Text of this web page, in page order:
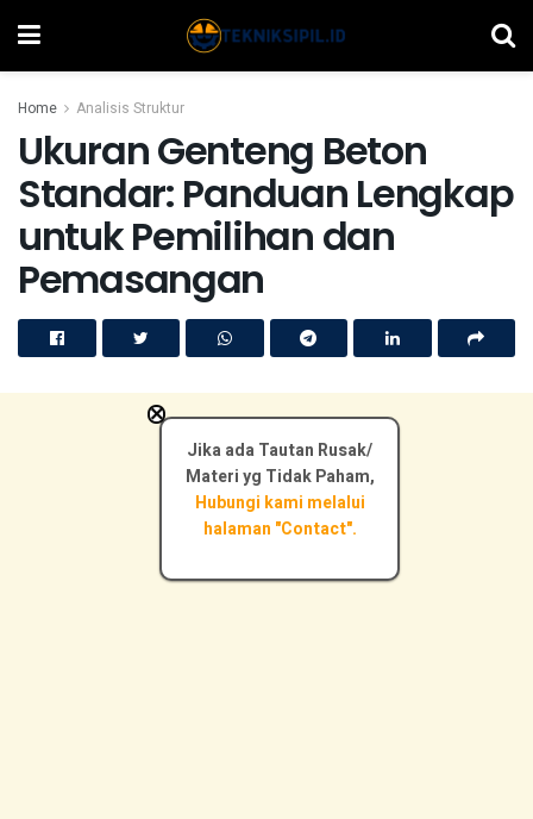
Home Analisis Struktur
Ukuran Genteng Beton
Standar: Panduan Lengkap
untuk Pemilihan dan
Pemasangan
Jika ada Tautan Rusak/
Materi yg Tidak Paham,
Hubungi kami melalui
halaman "Contact".
×